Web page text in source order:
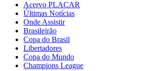
Acervo PLACAR
Últimas Notícias
Onde Assistir
Brasileirão
Copa do Brasil
Libertadores
Copa do Mundo
Champions League